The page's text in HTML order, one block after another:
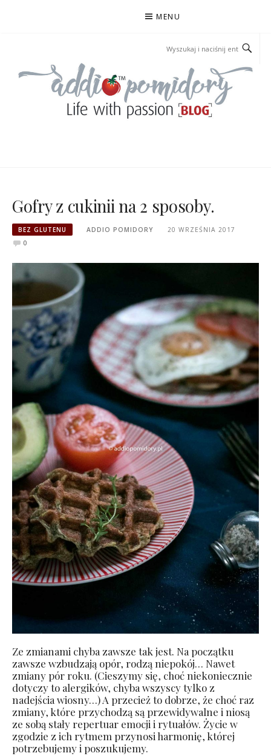
MENU
Gofry z cukinii na 2 sposoby.
BEZ GLUTENU ADDIO POMIDORY
20 WRZEŚNIA 2017
0
Ze zmianami chyba zawsze tak jest. Na początku
zawsze wzbudzają opór, rodzą niepokój… Nawet
zmiany pór roku. (Cieszymy się, choć niekoniecznie
dotyczy to alergików, chyba wszyscy tylko z
nadejścia wiosny…) A przecież to dobrze, że choć raz
zmiany, które przychodzą są przewidywalne i niosą
ze sobą stały repertuar emocji i rytuałów. Życie w
zgodzie z ich rytmem przynosi harmonię, której
potrzebujemy i poszukujemy.